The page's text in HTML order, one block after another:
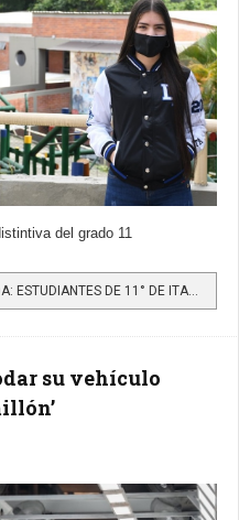
del grado 11
LEER MÁS…BACHILLERES A LA MODA: ESTUDIANTES DE 11° DE ITAGÜÍ RECIBEN CHAQUETAS PROM 2021
su vehículo